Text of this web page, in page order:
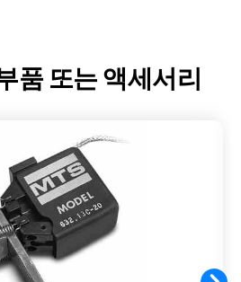
품 또는 액세서리